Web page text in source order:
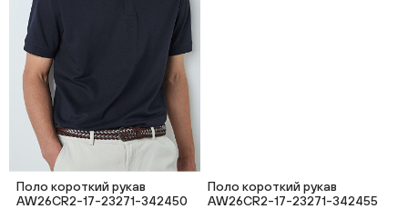
Поло короткий рукав
AW26CR2-17-23271-342450
Поло короткий рукав
AW26CR2-17-23271-342455